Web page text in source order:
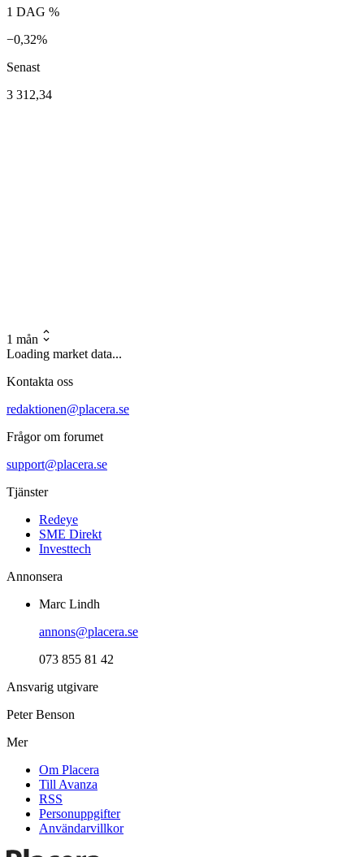
1 DAG %
−0,32%
Senast
3 312,34
1 mån
Loading market data...
Kontakta oss
redaktionen@placera.se
Frågor om forumet
support@placera.se
Tjänster
Redeye
SME Direkt
Investtech
Annonsera
Marc Lindh
annons@placera.se
073 855 81 42
Ansvarig utgivare
Peter Benson
Mer
Om Placera
Till Avanza
RSS
Personuppgifter
Användarvillkor